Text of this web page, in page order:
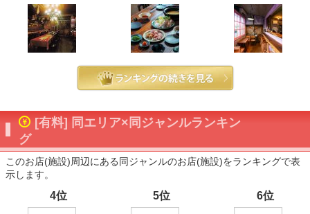
[有料] 同エリア×同ジャンルランキン
グ
このお店(施設)周辺にある同ジャンルのお店(施設)をランキングで表
示します。
4位 5位 6位